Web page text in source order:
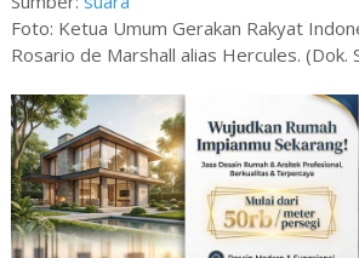
Foto: Ketua Umum Gerakan Rakyat
Rosario de Marshall alias Hercules. (Dok.